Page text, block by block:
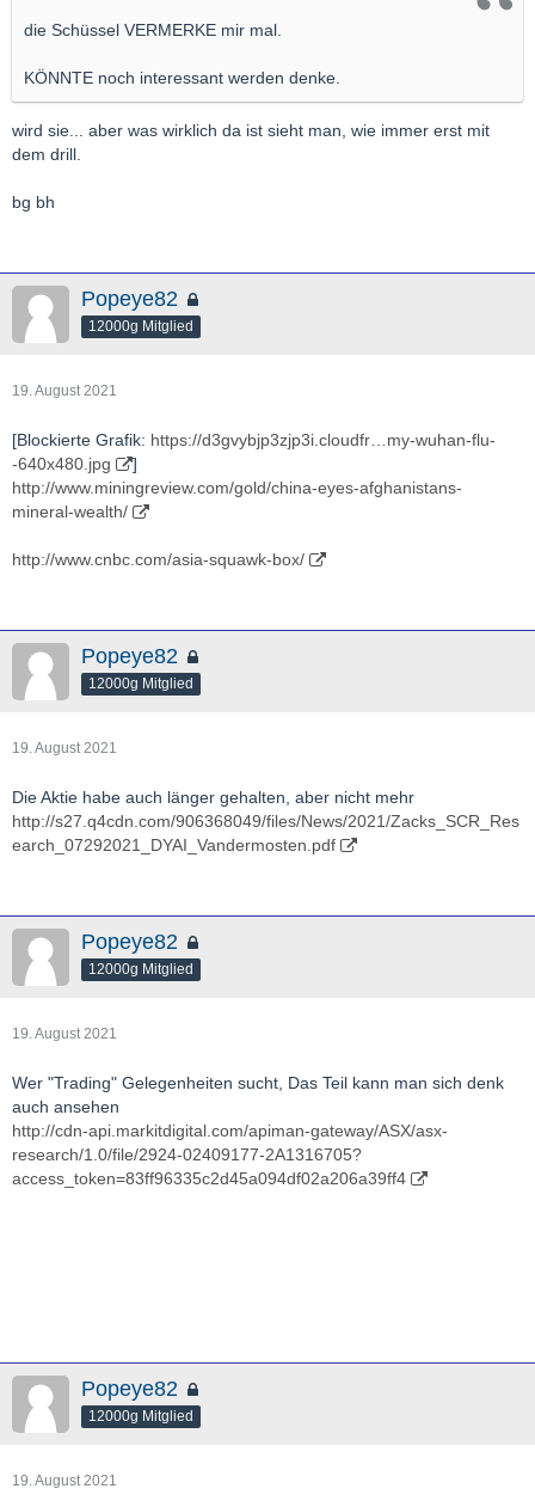
die Schüssel VERMERKE mir mal.
KÖNNTE noch interessant werden denke.
wird sie... aber was wirklich da ist sieht man, wie immer erst mit
dem drill.
bg bh
Popeye82
12000g Mitglied
19. August 2021
[Blockierte Grafik: https://d3gvybjp3zjp3i.cloudfr…my-wuhan-flu-
-640x480.jpg
]
http://www.miningreview.com/gold/china-eyes-afghanistans-
mineral-wealth/
http://www.cnbc.com/asia-squawk-box/
Popeye82
12000g Mitglied
19. August 2021
Die Aktie habe auch länger gehalten, aber nicht mehr
http://s27.q4cdn.com/906368049/files/News/2021/Zacks_SCR_Res
earch_07292021_DYAI_Vandermosten.pdf
Popeye82
12000g Mitglied
19. August 2021
Wer "Trading" Gelegenheiten sucht, Das Teil kann man sich denk
auch ansehen
http://cdn-api.markitdigital.com/apiman-gateway/ASX/asx-
research/1.0/file/2924-02409177-2A1316705?
access_token=83ff96335c2d45a094df02a206a39ff4
Popeye82
12000g Mitglied
19. August 2021